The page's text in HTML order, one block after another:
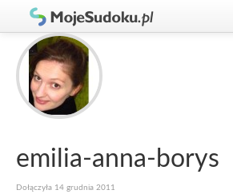
Graj w Sudoku!
Zasady Sudoku
Rankingi
Gracze
emilia-anna-borys
Dołączyła 14 grudnia 2011